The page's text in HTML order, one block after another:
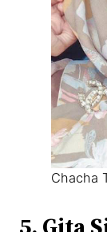
Chacha